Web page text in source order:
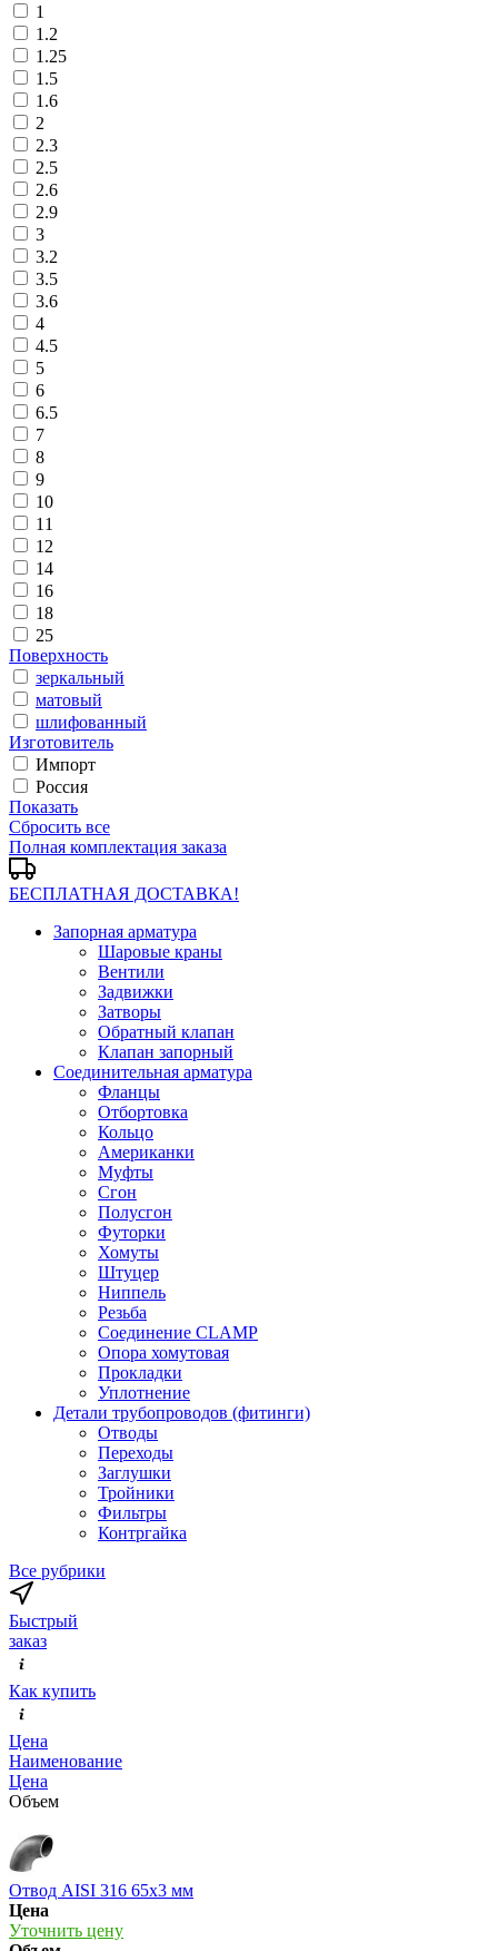
1
1.2
1.25
1.5
1.6
2
2.3
2.5
2.6
2.9
3
3.2
3.5
3.6
4
4.5
5
6
6.5
7
8
9
10
11
12
14
16
18
25
Поверхность
зеркальный
матовый
шлифованный
Изготовитель
Импорт
Россия
Показать
Сбросить все
Полная комплектация заказа
БЕСПЛАТНАЯ ДОСТАВКА!
Запорная арматура
Шаровые краны
Вентили
Задвижки
Затворы
Обратный клапан
Клапан запорный
Соединительная арматура
Фланцы
Отбортовка
Кольцо
Американки
Муфты
Сгон
Полусгон
Футорки
Хомуты
Штуцер
Ниппель
Резьба
Соединение CLAMP
Опора хомутовая
Прокладки
Уплотнение
Детали трубопроводов (фитинги)
Отводы
Переходы
Заглушки
Тройники
Фильтры
Контргайка
Все рубрики
Быстрый
заказ
Как купить
Цена
Наименование
Цена
Объем
Отвод AISI 316 65х3 мм
Цена
Уточнить цену